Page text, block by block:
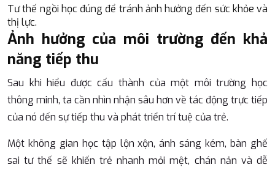
Tư thế ngồi học đúng để tránh ảnh hưởng đến sức khỏe và
thị lực.
Ảnh hưởng của môi trường đến khả
năng tiếp thu
Sau khi hiểu được cấu thành của một môi trường học
thông minh, ta cần nhìn nhận sâu hơn về tác động trực tiếp
của nó đến sự tiếp thu và phát triển trí tuệ của trẻ.
Một không gian học tập lộn xộn, ánh sáng kém, bàn ghế
sai tư thế sẽ khiến trẻ nhanh mỏi mệt, chán nản và dễ